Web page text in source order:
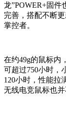
龙”POWER+固
完善，搭配不断
掌控者。
在约49g的鼠标内
可超过750小时，
120小时，性能拉
无线电竞鼠标也并